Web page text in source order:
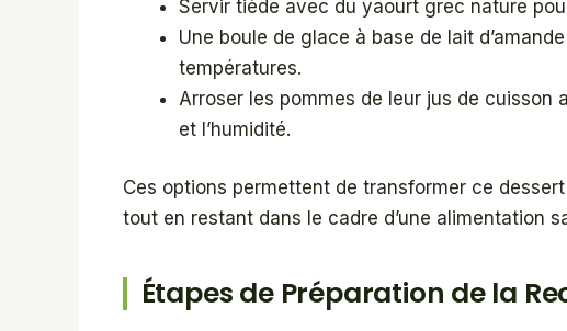
Servir tiède avec du yaourt grec nature
Une boule de glace à base de lait
températures.
Arroser les pommes de leur jus de
et l’humidité.
Ces options permettent de transformer ce
tout en restant dans le cadre d’une alimentation
Étapes de Préparation de la